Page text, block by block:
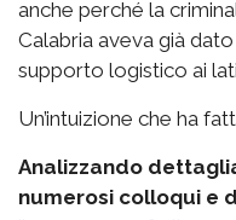
anche perché la
Calabria aveva già
supporto logistico ai
Un’intuizione che ha
Analizzando
numerosi colloqui e